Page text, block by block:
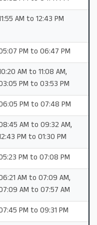
AM to 12:43 PM
PM to 06:47 PM
AM to 11:08 AM,
PM to 03:53 PM
PM to 07:48 PM
AM to 09:32 AM,
PM to 01:30 PM
PM to 07:08 PM
AM to 07:09 AM,
AM to 07:57 AM
PM to 09:31 PM